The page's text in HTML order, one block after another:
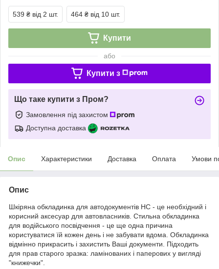
539 ₴ від 2 шт. 464 ₴ від 10 шт.
Купити
або
Купити з
Що таке купити з Пром?
Замовлення під захистом
Доступна доставка
Опис Характеристики Доставка Оплата Умови
Опис
Шкіряна обкладинка для автодокументів HC - це необхідний і
корисний аксесуар для автовласників. Стильна обкладинка
для водійського посвідчення - це ще одна причина
користуватися їй кожен день і не забувати вдома. Обкладинка
відмінно прикрасить і захистить Ваші документи. Підходить
для прав старого зразка: ламінованих і паперових у вигляді
"книжечки".